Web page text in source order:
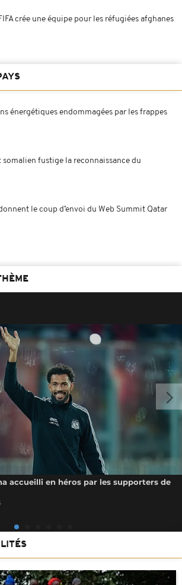
crée une équipe pour les réfugiées afghanes
énergétiques endommagées par les frappes
somalien fustige la reconnaissance du
le coup d’envoi du Web Summit Qatar
accueilli en héros par les supporters de